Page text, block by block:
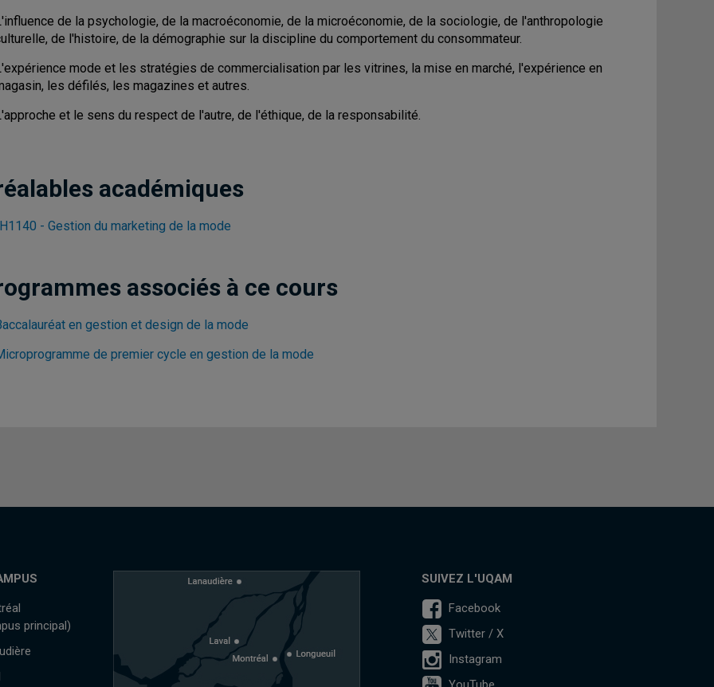
de la psychologie, de la macroéconomie, de la microéconomie, de la sociologie, de l'anthropologie
de l'histoire, de la démographie sur la discipline du comportement du consommateur.
mode et les stratégies de commercialisation par les vitrines, la mise en marché, l'expérience en
les défilés, les magazines et autres.
et le sens du respect de l'autre, de l'éthique, de la responsabilité.
académiques
- Gestion du marketing de la mode
associés à ce cours
en gestion et design de la mode
de premier cycle en gestion de la mode
principal)
SUIVEZ L'UQAM
Facebook
Twitter / X
Instagram